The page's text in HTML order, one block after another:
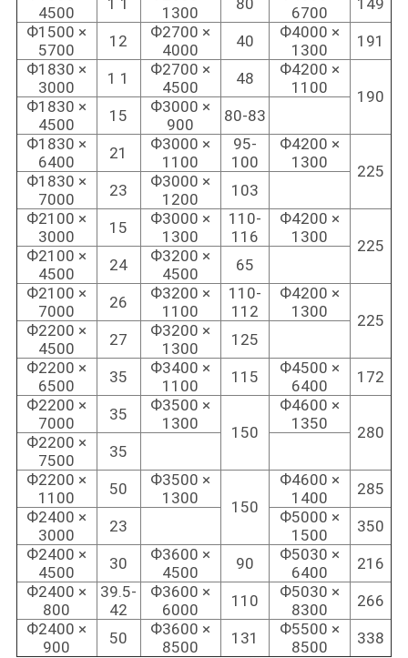
4500
1 1
1300
80
6700
149
Ф1500 ×
5700
12
Ф2700 ×
4000
40
Ф4000 ×
1300
191
Ф1830 ×
3000
1 1
Ф2700 ×
4500
48
Ф4200 ×
1100
190
Ф1830 ×
4500
15
Ф3000 ×
900
80-83
Ф1830 ×
6400
21
Ф3000 ×
1100
95-
100
Ф4200 ×
1300
225
Ф1830 ×
7000
23
Ф3000 ×
1200
103
Ф2100 ×
3000
15
Ф3000 ×
1300
110-
116
Ф4200 ×
1300
225
Ф2100 ×
4500
24
Ф3200 ×
4500
65
Ф2100 ×
7000
26
Ф3200 ×
1100
110-
112
Ф4200 ×
1300
225
Ф2200 ×
4500
27
Ф3200 ×
1300
125
Ф2200 ×
6500
35
Ф3400 ×
1100
115
Ф4500 ×
6400
172
Ф2200 ×
7000
35
Ф3500 ×
1300
150
Ф4600 ×
1350
280
Ф2200 ×
7500
35
Ф2200 ×
1100
50
Ф3500 ×
1300
150
Ф4600 ×
1400
285
Ф2400 ×
3000
23
Ф5000 ×
1500
350
Ф2400 ×
4500
30
Ф3600 ×
4500
90
Ф5030 ×
6400
216
Ф2400 ×
800
39.5-
42
Ф3600 ×
6000
110
Ф5030 ×
8300
266
Ф2400 ×
900
50
Ф3600 ×
8500
131
Ф5500 ×
8500
338